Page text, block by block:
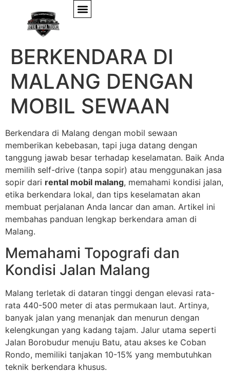
CARA AMAN
BERKENDARA DI
MALANG DENGAN
MOBIL SEWAAN
Berkendara di Malang dengan mobil sewaan
memberikan kebebasan, tapi juga datang dengan
tanggung jawab besar terhadap keselamatan. Baik Anda
memilih self-drive (tanpa sopir) atau menggunakan jasa
sopir dari rental mobil malang, memahami kondisi jalan,
etika berkendara lokal, dan tips keselamatan akan
membuat perjalanan Anda lancar dan aman. Artikel ini
membahas panduan lengkap berkendara aman di
Malang.
Memahami Topografi dan
Kondisi Jalan Malang
Malang terletak di dataran tinggi dengan elevasi rata-
rata 440-500 meter di atas permukaan laut. Artinya,
banyak jalan yang menanjak dan menurun dengan
kelengkungan yang kadang tajam. Jalur utama seperti
Jalan Borobudur menuju Batu, atau akses ke Coban
Rondo, memiliki tanjakan 10-15% yang membutuhkan
teknik berkendara khusus.